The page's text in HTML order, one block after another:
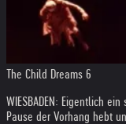
The Child Dreams 6
WIESBADEN: Eigentlich
Pause der Vorhang hebt